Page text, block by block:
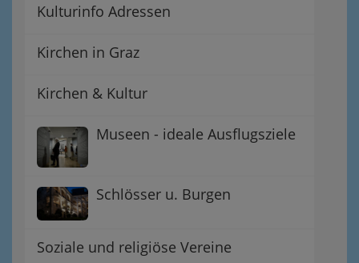
Kulturinfo Adressen
Kirchen in Graz
Kirchen & Kultur
Museen - ideale Ausflugsziele
Schlösser u. Burgen
Soziale und religiöse Vereine